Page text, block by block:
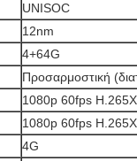
UNISOC
12nm
4+64G
Προσαρμοστική
1080p 60fps
1080p 60fps
4G